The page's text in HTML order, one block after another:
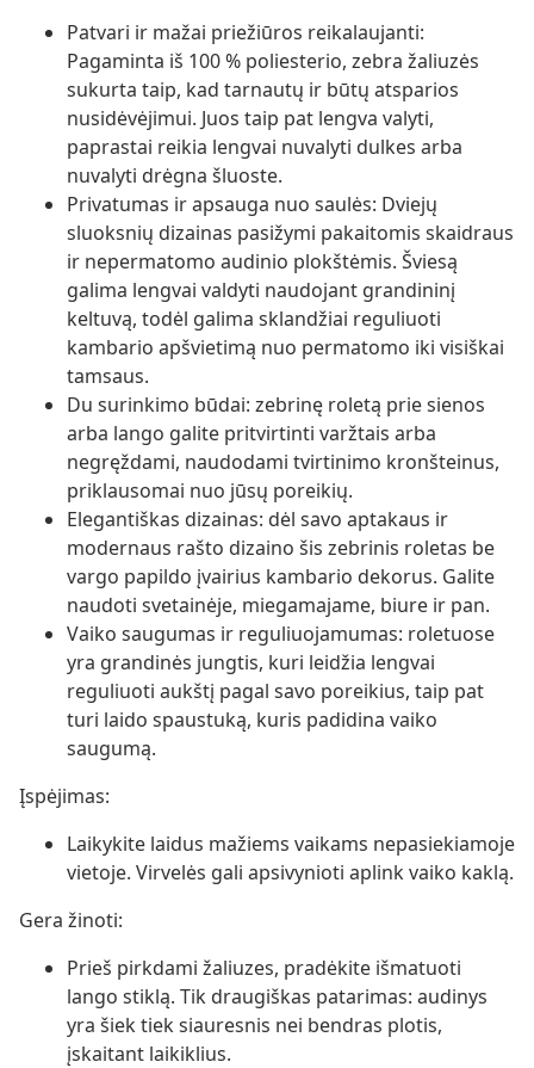
Patvari ir mažai priežiūros reikalaujanti:
Pagaminta iš 100 % poliesterio, zebra žaliuzės
sukurta taip, kad tarnautų ir būtų atsparios
nusidėvėjimui. Juos taip pat lengva valyti,
paprastai reikia lengvai nuvalyti dulkes arba
nuvalyti drėgna šluoste.
Privatumas ir apsauga nuo saulės: Dviejų
sluoksnių dizainas pasižymi pakaitomis skaidraus
ir nepermatomo audinio plokštėmis. Šviesą
galima lengvai valdyti naudojant grandininį
keltuvą, todėl galima sklandžiai reguliuoti
kambario apšvietimą nuo permatomo iki visiškai
tamsaus.
Du surinkimo būdai: zebrinę roletą prie sienos
arba lango galite pritvirtinti varžtais arba
negręždami, naudodami tvirtinimo kronšteinus,
priklausomai nuo jūsų poreikių.
Elegantiškas dizainas: dėl savo aptakaus ir
modernaus rašto dizaino šis zebrinis roletas be
vargo papildo įvairius kambario dekorus. Galite
naudoti svetainėje, miegamajame, biure ir pan.
Vaiko saugumas ir reguliuojamumas: roletuose
yra grandinės jungtis, kuri leidžia lengvai
reguliuoti aukštį pagal savo poreikius, taip pat
turi laido spaustuką, kuris padidina vaiko
saugumą.
Įspėjimas:
Laikykite laidus mažiems vaikams nepasiekiamoje
vietoje. Virvelės gali apsivynioti aplink vaiko kaklą.
Gera žinoti:
Prieš pirkdami žaliuzes, pradėkite išmatuoti
lango stiklą. Tik draugiškas patarimas: audinys
yra šiek tiek siauresnis nei bendras plotis,
įskaitant laikiklius.